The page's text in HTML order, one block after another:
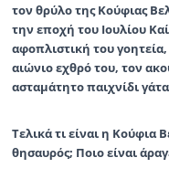
τον θρύλο της Κούφιας
την εποχή του Ιουλίου
αφοπλιστική του
αιώνιο εχθρό του, τον
ασταμάτητο παιχνίδι
Τελικά τι είναι η Κούφια
θησαυρός; Ποιο είναι